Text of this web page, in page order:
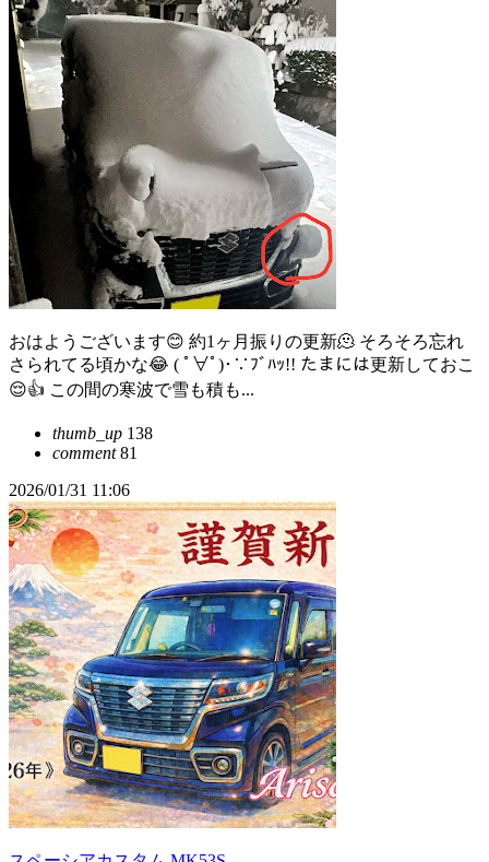
おはようございます😊 約1ヶ月振りの更新🫠 そろそろ忘れ
さられてる頃かな😂 ( ﾟ∀ﾟ)･∵ﾌﾞﾊｯ!! たまには更新しておこ
😌👍 この間の寒波で雪も積も...
thumb_up 138
comment81
2026/01/31 11:06